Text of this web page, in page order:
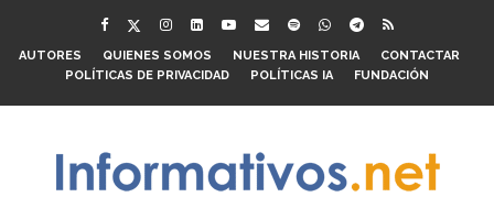
AUTORES QUIENES SOMOS NUESTRA HISTORIA
CONTACTAR
POLÍTICAS DE PRIVACIDAD
POLÍTICAS IA FUNDACIÓN